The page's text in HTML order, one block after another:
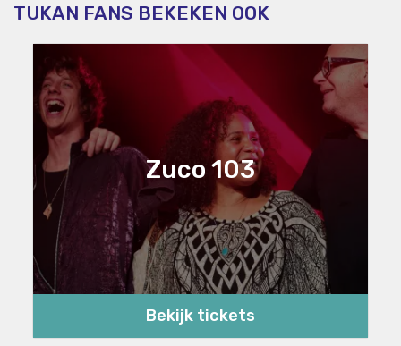
TUKAN FANS BEKEKEN OOK
Zuco 103
Bekijk tickets